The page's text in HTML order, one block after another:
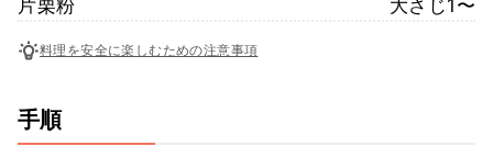
片栗粉
大さじ1〜
料理を安全に楽しむための注意事項
手順